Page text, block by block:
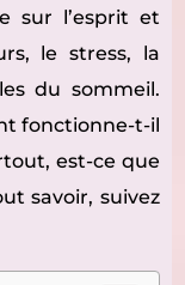
sur l’esprit et
le stress, la
du sommeil.
fonctionne-t-il
est-ce que
savoir, suivez